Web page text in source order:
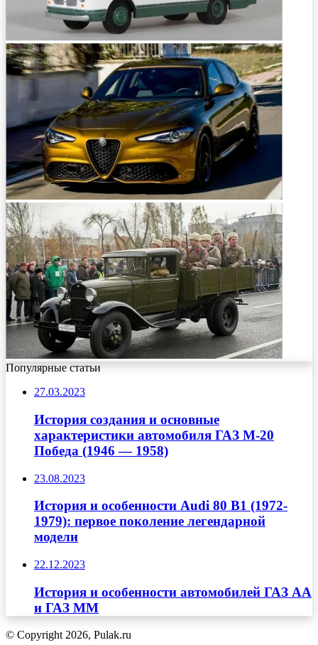
Популярные статьи
27.03.2023
История создания и основные
характеристики автомобиля ГАЗ М-20
Победа (1946 — 1958)
23.08.2023
История и особенности Audi 80 B1 (1972-
1979): первое поколение легендарной
модели
22.12.2023
История и особенности автомобилей ГАЗ АА
и ГАЗ ММ
© Copyright 2026, Pulak.ru